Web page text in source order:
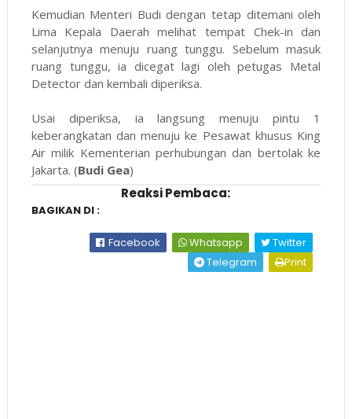
Kemudian Menteri Budi dengan tetap ditemani oleh
Lima Kepala Daerah melihat tempat Chek-in dan
selanjutnya menuju ruang tunggu. Sebelum masuk
ruang tunggu, ia dicegat lagi oleh petugas Metal
Detector dan kembali diperiksa.
Usai diperiksa, ia langsung menuju pintu 1
keberangkatan dan menuju ke Pesawat khusus King
Air milik Kementerian perhubungan dan bertolak ke
Jakarta. (Budi Gea)
Reaksi Pembaca:
BAGIKAN DI :
Facebook Whatsapp
Twitter
Telegram
Print